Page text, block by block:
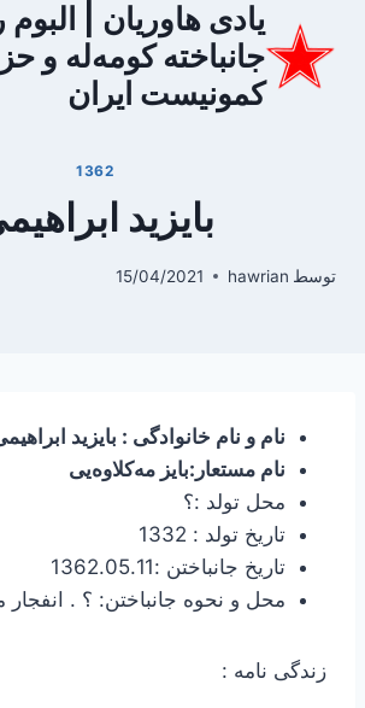
محتوا
یادی هاوریان |
جانباخته کومه‌له و
کمونیست ایران
1362
بایزید
توسط hawrian
15/04/2021
نام و نام خانوادگی : بایزید
نام مستعار:بایز مه‌كلاوه‌یى
محل تولد :؟
تاریخ تولد : 1332
تاریخ جانباختن :1362.05.11
محل و نحوه جانباختن: ؟ . انفجار
زندگی نامه :